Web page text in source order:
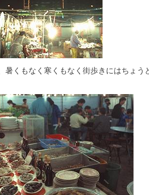
くもなく寒くもなく街歩きにはちょう